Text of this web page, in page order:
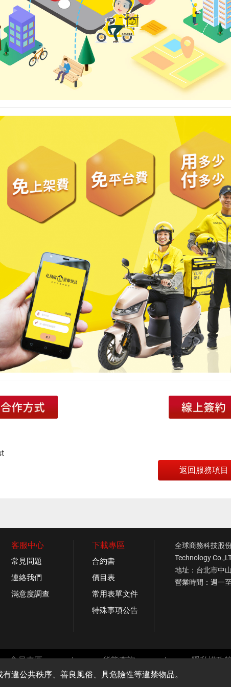
返回服務項目
違公共秩序、善良風俗、具危險性等違禁物品。
客服中心
常見問題
連絡我們
滿意度調查
下載專區
合約書
價目表
常用表單文件
特殊事項公告
全球商務科技股
Technology
地址：台北市中
營業時間：週一
會員專區 貨態查詢 隱私權政
Copyright © Global Commercial Technology Co.,LTD. All rights